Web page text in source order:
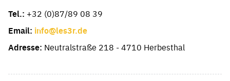
Tel.: +32 (0)87/89 08 39
Email: info@les3r.de
Adresse: Neutralstraße 218 - 4710 Herbesthal